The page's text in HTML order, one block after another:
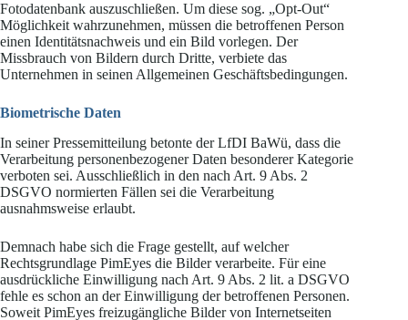
Fotodatenbank auszuschließen. Um diese sog. „Opt-Out“
Möglichkeit wahrzunehmen, müssen die betroffenen Person
einen Identitätsnachweis und ein Bild vorlegen. Der
Missbrauch von Bildern durch Dritte, verbiete das
Unternehmen in seinen Allgemeinen Geschäftsbedingungen.
Biometrische Daten
In seiner Pressemitteilung betonte der LfDI BaWü, dass die
Verarbeitung personenbezogener Daten besonderer Kategorie
verboten sei. Ausschließlich in den nach Art. 9 Abs. 2
DSGVO normierten Fällen sei die Verarbeitung
ausnahmsweise erlaubt.
Demnach habe sich die Frage gestellt, auf welcher
Rechtsgrundlage PimEyes die Bilder verarbeite. Für eine
ausdrückliche Einwilligung nach Art. 9 Abs. 2 lit. a DSGVO
fehle es schon an der Einwilligung der betroffenen Personen.
Soweit PimEyes freizugängliche Bilder von Internetseiten